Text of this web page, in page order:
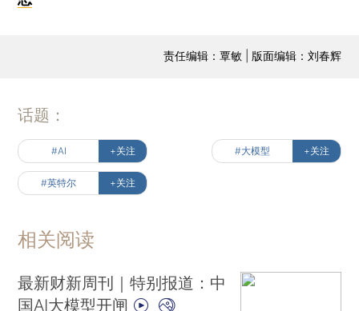
责任编辑：覃敏 | 版面编辑：刘春辉
话题：
#AI +关注 #大模型 +关注
#英特尔 +关注
相关阅读
最新财新周刊｜特别报道：中
国AI大模型开闸